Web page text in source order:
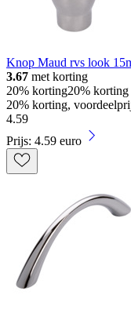
Knop Maud rvs look
3.67 met korting
20% korting20% korting
20% korting,
4.59
Prijs: 4.59 euro